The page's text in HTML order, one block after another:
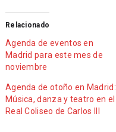
Relacionado
Agenda de eventos en
Madrid para este mes de
noviembre
Agenda de otoño en Madrid:
Música, danza y teatro en el
Real Coliseo de Carlos III